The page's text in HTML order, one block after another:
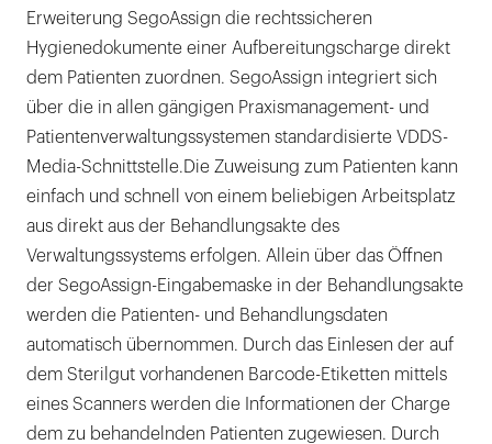
Erweiterung SegoAssign die rechtssicheren
Hygienedokumente einer Aufbereitungscharge direkt
dem Patienten zuordnen. SegoAssign integriert sich
über die in allen gängigen Praxismanagement- und
Patientenverwaltungssystemen standardisierte VDDS-
Media-Schnittstelle.Die Zuweisung zum Patienten kann
einfach und schnell von einem beliebigen Arbeitsplatz
aus direkt aus der Behandlungsakte des
Verwaltungssystems erfolgen. Allein über das Öffnen
der SegoAssign-Eingabemaske in der Behandlungsakte
werden die Patienten- und Behandlungsdaten
automatisch übernommen. Durch das Einlesen der auf
dem Sterilgut vorhandenen Barcode-Etiketten mittels
eines Scanners werden die Informationen der Charge
dem zu behandelnden Patienten zugewiesen. Durch